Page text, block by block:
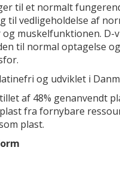
til et normalt
til vedligeholdelse af
muskelfunktionen. D-
til normal optagelse
og udviklet i
af 48% genanvendt
fra fornybare
plast.